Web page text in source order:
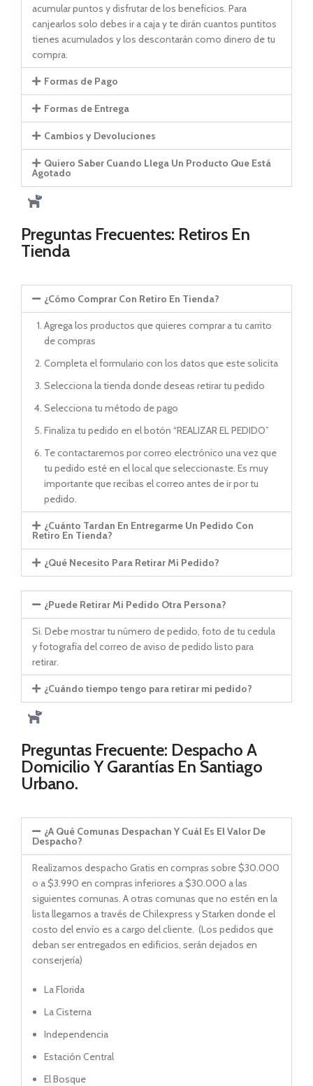
acumular puntos y disfrutar de los beneficios. Para
canjearlos solo debes ir a caja y te dirán cuantos puntitos
tienes acumulados y los descontarán como dinero de tu
compra.
Formas de Pago
Formas de Entrega
Cambios y Devoluciones
Quiero Saber Cuando Llega Un Producto Que Está
Agotado
Preguntas Frecuentes: Retiros En
Tienda
¿Cómo Comprar Con Retiro En Tienda?
Agrega los productos que quieres comprar a tu carrito
de compras
Completa el formulario con los datos que este solicita
Selecciona la tienda donde deseas retirar tu pedido
Selecciona tu método de pago
Finaliza tu pedido en el botón “REALIZAR EL PEDIDO”
Te contactaremos por correo electrónico una vez que
tu pedido esté en el local que seleccionaste. Es muy
importante que recibas el correo antes de ir por tu
pedido.
¿Cuánto Tardan En Entregarme Un Pedido Con
Retiro En Tienda?
¿Qué Necesito Para Retirar Mi Pedido?
¿Puede Retirar Mi Pedido Otra Persona?
Si. Debe mostrar tu número de pedido, foto de tu cedula
y fotografía del correo de aviso de pedido listo para
retirar.
¿Cuándo tiempo tengo para retirar mi pedido?
Preguntas Frecuente: Despacho A
Domicilio Y Garantías En Santiago
Urbano.
¿A Qué Comunas Despachan Y Cuál Es El Valor De
Despacho?
Realizamos despacho Gratis en compras sobre $30.000
o a $3.990 en compras inferiores a $30.000 a las
siguientes comunas. A otras comunas que no estén en la
lista llegamos a través de Chilexpress y Starken donde el
costo del envío es a cargo del cliente. (Los pedidos que
deban ser entregados en edificios, serán dejados en
conserjería)
La Florida
La Cisterna
Independencia
Estación Central
El Bosque